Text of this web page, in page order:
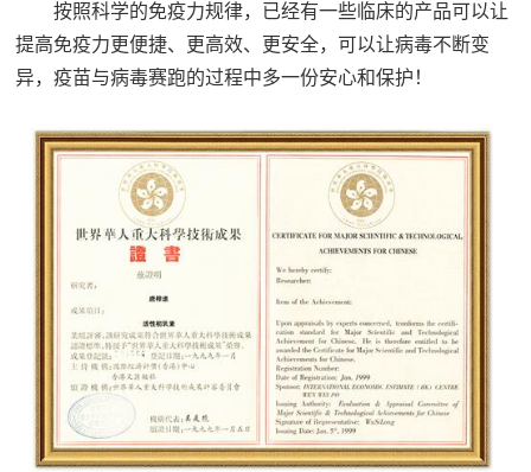
按照科学的免疫力规律，已经有一些临床的产品可以让
提高免疫力更便捷、更高效、更安全，可以让病毒不断变
异，疫苗与病毒赛跑的过程中多一份安心和保护！